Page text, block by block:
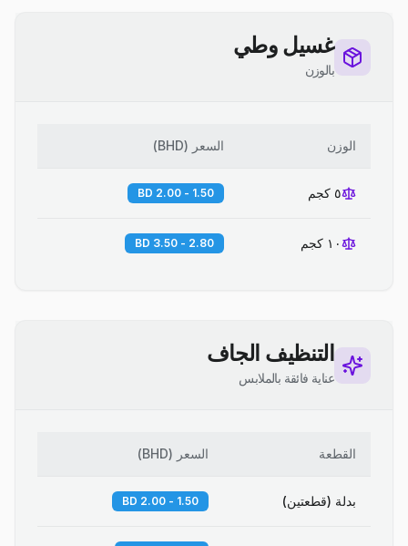
غسيل وطي
بالوزن
الوزن السعر (
BHD
)
٥ كجم 1.50 - 2.00 BD
١٠ كجم 2.80 - 3.50 BD
التنظيف الجاف
عناية فائقة بالملابس
القطعة السعر (
BHD
)
بدلة (قطعتين) 1.50 - 2.00 BD